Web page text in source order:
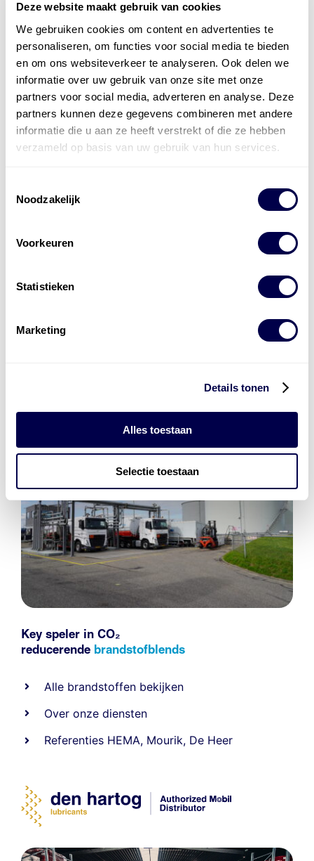
Deze website maakt gebruik van cookies
We gebruiken cookies om content en advertenties te
personaliseren, om functies voor social media te bieden
en om ons websiteverkeer te analyseren. Ook delen we
informatie over uw gebruik van onze site met onze
partners voor social media, adverteren en analyse. Deze
partners kunnen deze gegevens combineren met andere
informatie die u aan ze heeft verstrekt of die ze hebben
verzameld op basis van uw gebruik van hun services.
Noodzakelijk
Voorkeuren
Statistieken
Marketing
Details tonen
Alles toestaan
Selectie toestaan
Energiebeheer
Key speler in CO₂
reducerende brandstofblends
Alle brandstoffen bekijken
Over onze diensten
Referenties HEMA, Mourik, De Heer